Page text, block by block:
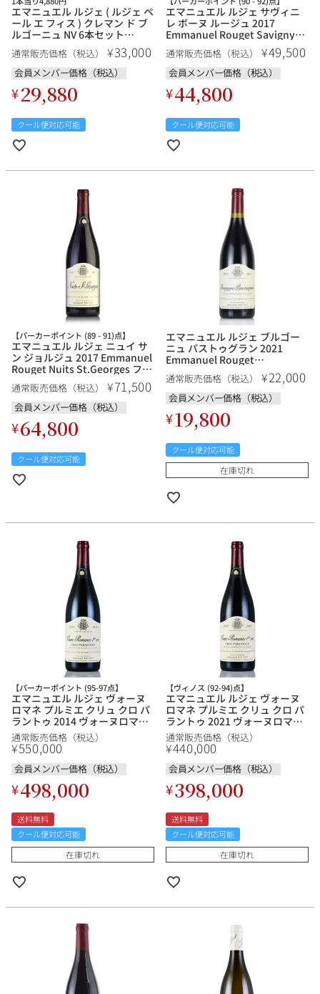
エマニュエル ルジェ ( ルジェ ペ
ール エ フィス ) クレマン ド ブ
ルゴーニュ NV 6本セット
Emmanuel Rouget ( Rouget
Pere & Fils ) Cremant de
Bourgogne フランス ブルゴー
ニュ スパークリングワイン
通常販売価格（税込） ¥33,000
会員メンバー価格（税込）
¥29,880
クール便対応可能
エマニュエル ルジェ サヴィニ
レ ボーヌ ルージュ 2017
Emmanuel Rouget Savigny
Les Beaune Rouge フランス ブ
ルゴーニュ 赤ワイン
通常販売価格（税込） ¥49,500
会員メンバー価格（税込）
¥44,800
クール便対応可能
【パーカーポイント (89 - 91)点】
エマニュエル ルジェ ニュイ サ
ン ジョルジュ 2017 Emmanuel
Rouget Nuits St.Georges フラ
ンス ブルゴーニュ 赤ワイン
通常販売価格（税込） ¥71,500
会員メンバー価格（税込）
¥64,800
クール便対応可能
エマニュエル ルジェ ブルゴー
ニュ パストゥグラン 2021
Emmanuel Rouget
Bourgogne Passetoutgrain フ
ランス ブルゴーニュ 赤ワイン
通常販売価格（税込） ¥22,000
会員メンバー価格（税込）
¥19,800
クール便対応可能
在庫切れ
【パーカーポイント (95-97点】
エマニュエル ルジェ ヴォーヌ
ロマネ プルミエ クリュ クロ パ
ラントゥ 2014 ヴォーヌロマネ
Emmanuel Rouget Vosne
Romanee 1er Cru Cros
Parantoux フランス ブルゴー
ニュ 赤ワイン
通常販売価格（税込）
¥550,000
会員メンバー価格（税込）
¥498,000
送料無料
クール便対応可能
在庫切れ
【ヴィノス (92-94)点】
エマニュエル ルジェ ヴォーヌ
ロマネ プルミエ クリュ クロ パ
ラントゥ 2021 ヴォーヌロマネ
Emmanuel Rouget Vosne
Romanee 1er Cru Cros
Parantoux フランス ブルゴー
ニュ 赤ワイン
通常販売価格（税込）
¥440,000
会員メンバー価格（税込）
¥398,000
送料無料
クール便対応可能
在庫切れ